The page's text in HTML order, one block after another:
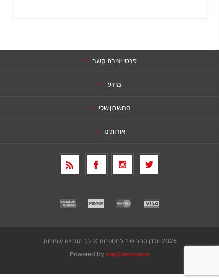
פרטי יצירת קשר
מידע
החשבון שלי
אודותינו
2026 וולדן סחר ציוד למספרות © כל הזכויות שמורות.
Powered by nopCommerce